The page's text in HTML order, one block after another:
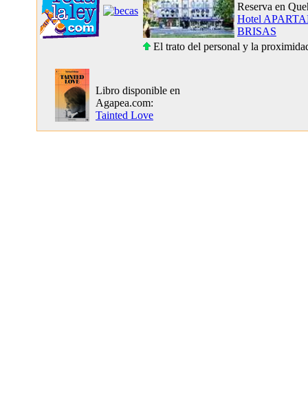
Reserva en
Hotel
BRISAS
El trato del personal y la
Libro disponible en
Agapea.com:
Tainted Love